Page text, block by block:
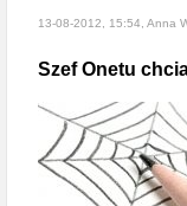
13-08-2012, 15:54, Anna
Szef Onetu